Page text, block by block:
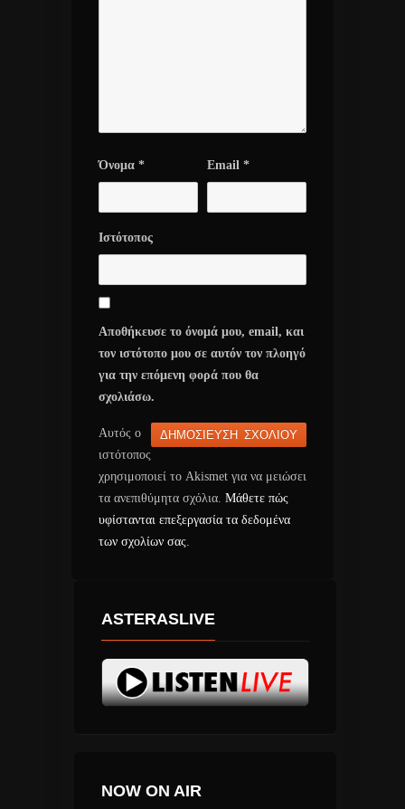
Όνομα * Email *
Ιστότοπος
Αποθήκευσε το όνομά μου, email, και
τον ιστότοπο μου σε αυτόν τον πλοηγό
για την επόμενη φορά που θα
σχολιάσω.
Αυτός ο
ιστότοπος
χρησιμοποιεί το Akismet για να μειώσει
τα ανεπιθύμητα σχόλια. Μάθετε πώς
υφίστανται επεξεργασία τα δεδομένα
των σχολίων σας
ASTERASLIVE
NOW ON AIR